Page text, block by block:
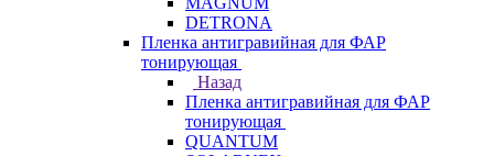
DETRONA
Пленка антигравийная для ФАР
тонирующая
Назад
Пленка антигравийная для ФАР
тонирующая
QUANTUM